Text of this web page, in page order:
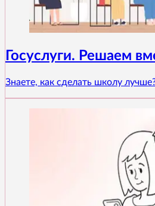
Госуслуги. Решаем
Знаете, как сделать школу